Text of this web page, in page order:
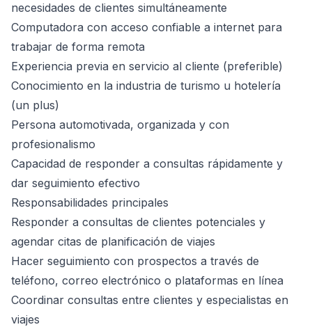
necesidades de clientes simultáneamente
Computadora con acceso confiable a internet para
trabajar de forma remota
Experiencia previa en servicio al cliente (preferible)
Conocimiento en la industria de turismo u hotelería
(un plus)
Persona automotivada, organizada y con
profesionalismo
Capacidad de responder a consultas rápidamente y
dar seguimiento efectivo
Responsabilidades principales
Responder a consultas de clientes potenciales y
agendar citas de planificación de viajes
Hacer seguimiento con prospectos a través de
teléfono, correo electrónico o plataformas en línea
Coordinar consultas entre clientes y especialistas en
viajes